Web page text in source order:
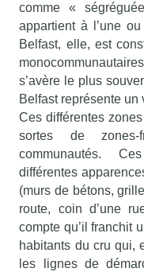
comme «
appartient à l’une
Belfast, elle, est
s’avère le plus
Belfast représente un
Ces différentes
sortes de zones-
communautés.
différentes
(murs de bétons,
route, coin d’une
compte qu’il franchit
habitants du cru qui,
les lignes de